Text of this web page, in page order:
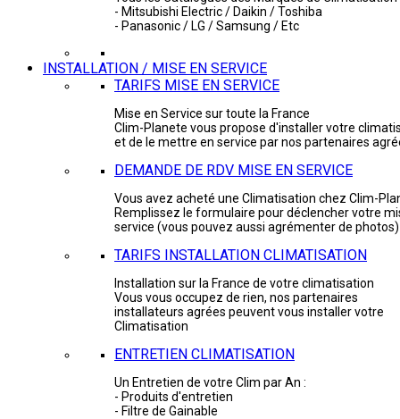
- Mitsubishi Electric / Daikin / Toshiba
- Panasonic / LG / Samsung / Etc
INSTALLATION / MISE EN SERVICE
TARIFS MISE EN SERVICE
Mise en Service sur toute la France
Clim-Planete vous propose d'installer votre
et de le mettre en service par nos partenaires
DEMANDE DE RDV MISE EN SERVICE
Vous avez acheté une Climatisation chez Clim-
Remplissez le formulaire pour déclencher votre
service (vous pouvez aussi agrémenter de photos)
TARIFS INSTALLATION CLIMATISATION
Installation sur la France de votre climatisation
Vous vous occupez de rien, nos partenaires
installateurs agrées peuvent vous installer votre
Climatisation
ENTRETIEN CLIMATISATION
Un Entretien de votre Clim par An :
- Produits d'entretien
- Filtre de Gainable